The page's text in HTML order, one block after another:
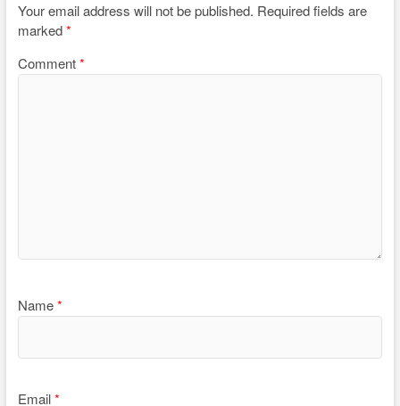
Your email address will not be published. Required fields are
marked*
Comment*
Name*
Email*